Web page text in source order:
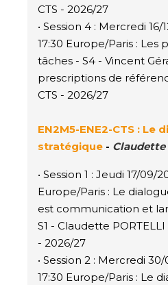
CTS - 2026/27
• Session 4 : Mercredi 16/
17:30 Europe/Paris : Les
tâches - S4 - Vincent
prescriptions de
CTS - 2026/27
EN2M5-ENE2-CTS : Le
stratégique - Claudette
• Session 1 : Jeudi 17/09/
Europe/Paris : Le
est communication et
S1 - Claudette
- 2026/27
• Session 2 : Mercredi
17:30 Europe/Paris : Le